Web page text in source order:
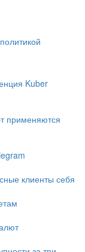
политикой
Kuber
применяются
клиенты себя